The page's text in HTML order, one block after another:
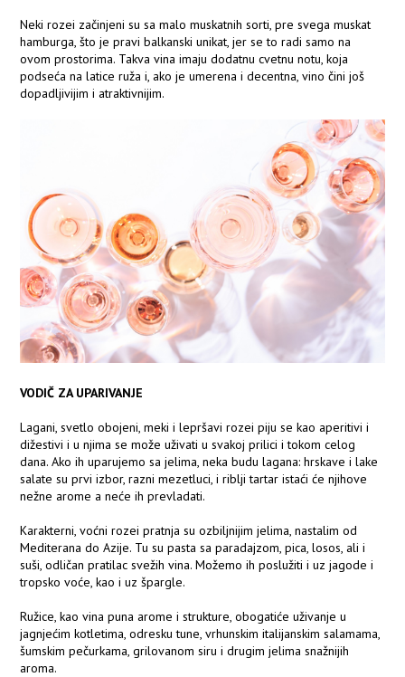
Neki rozei začinjeni su sa malo muskatnih sorti, pre svega muskat
hamburga, što je pravi balkanski unikat, jer se to radi samo na
ovom prostorima. Takva vina imaju dodatnu cvetnu notu, koja
podseća na latice ruža i, ako je umerena i decentna, vino čini još
dopadljivijim i atraktivnijim.
VODIČ ZA UPARIVANJE
Lagani, svetlo obojeni, meki i lepršavi rozei piju se kao aperitivi i
dižestivi i u njima se može uživati u svakoj prilici i tokom celog
dana. Ako ih uparujemo sa jelima, neka budu lagana: hrskave i lake
salate su prvi izbor, razni mezetluci, i riblji tartar istaći će njihove
nežne arome a neće ih prevladati.
Karakterni, voćni rozei pratnja su ozbiljnijim jelima, nastalim od
Mediterana do Azije. Tu su pasta sa paradajzom, pica, losos, ali i
suši, odličan pratilac svežih vina. Možemo ih poslužiti i uz jagode i
tropsko voće, kao i uz špargle.
Ružice, kao vina puna arome i strukture, obogatiće uživanje u
jagnjećim kotletima, odresku tune, vrhunskim italijanskim salamama,
šumskim pečurkama, grilovanom siru i drugim jelima snažnijih
aroma.